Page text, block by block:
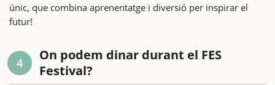
únic, que combina aprenentatge i diversió per inspirar el
futur!
4
On podem dinar durant el FES
Festival?